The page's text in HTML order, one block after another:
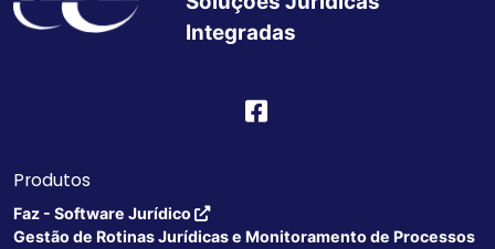
Integradas
Produtos
Faz - Software Jurídico
Gestão de Rotinas Jurídicas e Monitoramento de Processos